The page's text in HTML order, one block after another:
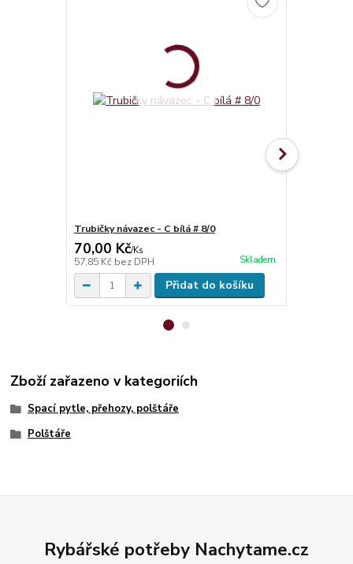
Trubičky návazec - C bílá # 8/0
70,00 Kč/Ks
57,85 Kč bez DPH Skladem
Přidat do košíku
Zboží zařazeno v kategoriích
Spací pytle, přehozy, polštáře
Polštáře
Rybářské potřeby Nachytame.cz